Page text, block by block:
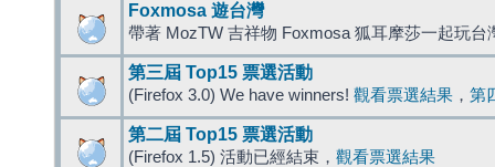
Foxmosa 遊台灣
帶著 MozTW 吉祥物 Foxmosa 狐耳摩莎一起玩台
第三屆 Top15 票選活動
(Firefox 3.0) We have winners! 觀看票選結果 ， 第
第二屆 Top15 票選活動
(Firefox 1.5) 活動已經結束， 觀看票選結果